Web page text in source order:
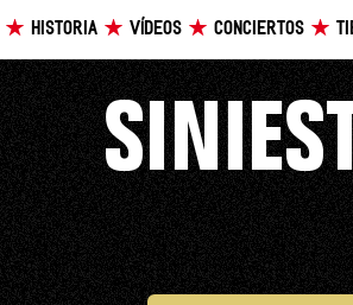
HISTORIA VÍDEOS CONCIERTOS